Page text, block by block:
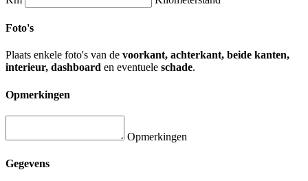
Foto's
Plaats enkele foto's van de voorkant, achterkant, beide kanten,
interieur, dashboard en eventuele schade.
Opmerkingen
Opmerkingen
Gegevens